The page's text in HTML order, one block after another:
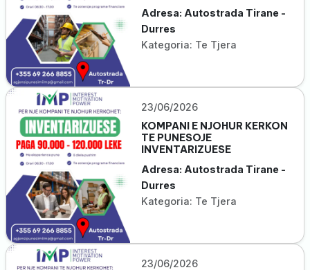
Adresa: Autostrada Tirane -
Durres
Kategoria: Te Tjera
23/06/2026
KOMPANI E NJOHUR KERKON
TE PUNESOJE
INVENTARIZUESE
Adresa: Autostrada Tirane -
Durres
Kategoria: Te Tjera
23/06/2026